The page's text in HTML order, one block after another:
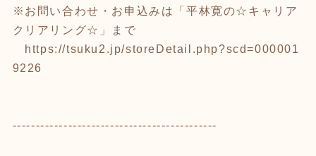
※お問い合わせ・お申込みは「平林寛の☆キャリア
クリアリング☆」まで
https://tsuku2.jp/storeDetail.php?scd=000001
9226
--------------------------------------------